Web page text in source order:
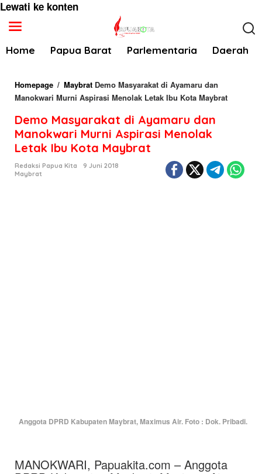
Lewati ke konten
Home Papua Barat Parlementaria Daerah
Homepage / Maybrat Demo Masyarakat di Ayamaru dan
Manokwari Murni Aspirasi Menolak Letak Ibu Kota Maybrat
Demo Masyarakat di Ayamaru dan
Manokwari Murni Aspirasi Menolak
Letak Ibu Kota Maybrat
Redaksi Papua Kita
9 Juni 2018
Maybrat
Anggota DPRD Kabupaten Maybrat, Maximus Air. Foto : Dok. Pribadi.
MANOKWARI, Papuakita.com – Anggota